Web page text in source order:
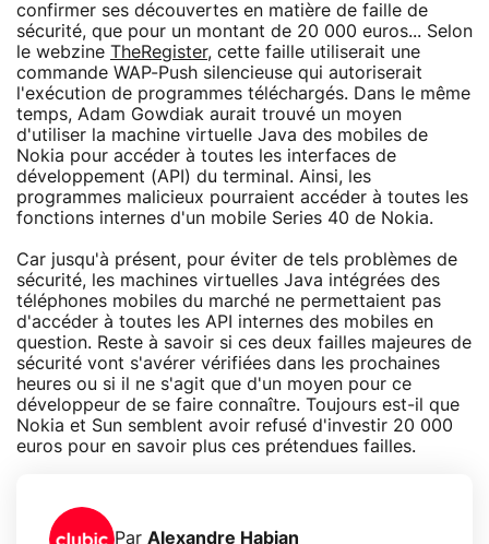
confirmer ses découvertes en matière de faille de
sécurité, que pour un montant de 20 000 euros... Selon
le webzine TheRegister, cette faille utiliserait une
commande WAP-Push silencieuse qui autoriserait
l'exécution de programmes téléchargés. Dans le même
temps, Adam Gowdiak aurait trouvé un moyen
d'utiliser la machine virtuelle Java des mobiles de
Nokia pour accéder à toutes les interfaces de
développement (API) du terminal. Ainsi, les
programmes malicieux pourraient accéder à toutes les
fonctions internes d'un mobile Series 40 de Nokia.
Car jusqu'à présent, pour éviter de tels problèmes de
sécurité, les machines virtuelles Java intégrées des
téléphones mobiles du marché ne permettaient pas
d'accéder à toutes les API internes des mobiles en
question. Reste à savoir si ces deux failles majeures de
sécurité vont s'avérer vérifiées dans les prochaines
heures ou si il ne s'agit que d'un moyen pour ce
développeur de se faire connaître. Toujours est-il que
Nokia et Sun semblent avoir refusé d'investir 20 000
euros pour en savoir plus ces prétendues failles.
Par Alexandre Habian